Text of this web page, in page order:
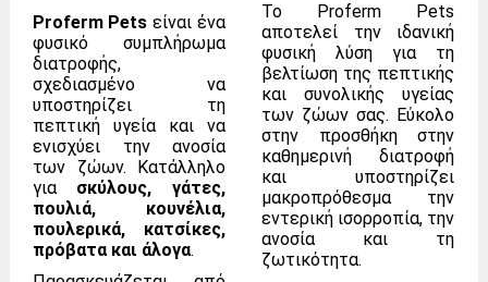
Proferm Pets είναι ένα
φυσικό συμπλήρωμα
διατροφής,
σχεδιασμένο να
υποστηρίζει τη
πεπτική υγεία και να
ενισχύει την ανοσία
των ζώων. Κατάλληλο
για σκύλους, γάτες,
πουλιά, κουνέλια,
πουλερικά, κατσίκες,
πρόβατα και άλογα.
Το Proferm Pets
αποτελεί την ιδανική
φυσική λύση για τη
βελτίωση της πεπτικής
και συνολικής υγείας
των ζώων σας. Εύκολο
στην προσθήκη στην
καθημερινή διατροφή
και υποστηρίζει
μακροπρόθεσμα την
εντερική ισορροπία, την
ανοσία και τη
ζωτικότητα.